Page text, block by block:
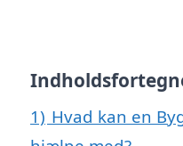
1) Hvad kan en